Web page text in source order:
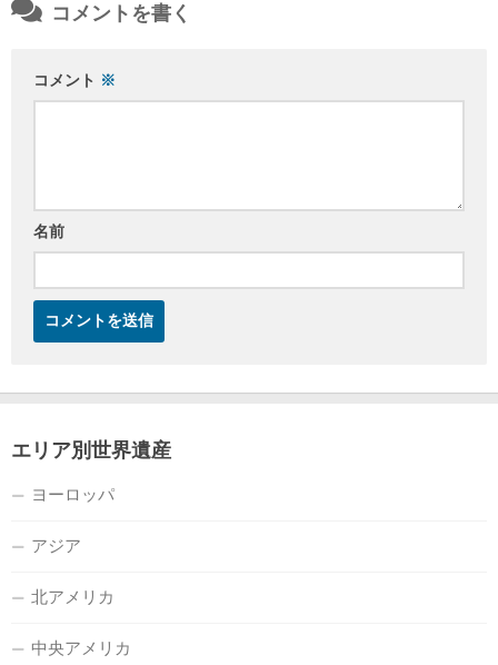
コメントを書く
コメント ※
名前
エリア別世界遺産
ヨーロッパ
アジア
北アメリカ
中央アメリカ